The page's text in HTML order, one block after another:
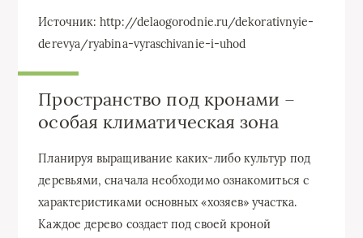
Источник: http://delaogorodnie.ru/dekorativnyie-
derevya/ryabina-vyraschivanie-i-uhod
Пространство под кронами –
особая климатическая зона
Планируя выращивание каких-либо культур под
деревьями, сначала необходимо ознакомиться с
характеристиками основных «хозяев» участка.
Каждое дерево создает под своей кроной